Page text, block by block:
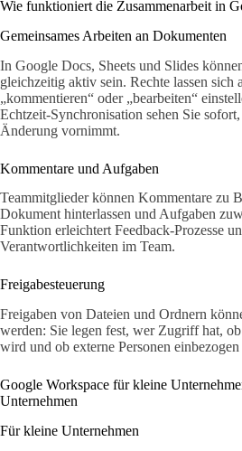
Wie funktioniert die Zusammenarbeit in
Gemeinsames Arbeiten an Dokumenten
In Google Docs, Sheets und Slides
gleichzeitig aktiv sein. Rechte lassen sich
„kommentieren“ oder „bearbeiten“
Echtzeit-Synchronisation sehen Sie
Änderung vornimmt.
Kommentare und Aufgaben
Teammitglieder können Kommentare zu
Dokument hinterlassen und Aufgaben
Funktion erleichtert Feedback-Prozesse
Verantwortlichkeiten im Team.
Freigabesteuerung
Freigaben von Dateien und Ordnern
werden: Sie legen fest, wer Zugriff hat,
wird und ob externe Personen
Google Workspace für kleine
Unternehmen
Für kleine Unternehmen